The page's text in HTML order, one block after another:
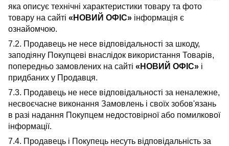
яка описує технічні характеристики товару та фото
товару на сайті «НОВИЙ ОФІС» інформація є
ознайомчою.
7.2. Продавець не несе відповідальності за шкоду,
заподіяну Покупцеві внаслідок використання Товарів,
попередньо замовлених на сайті «НОВИЙ ОФІС» і
придбаних у Продавця.
7.3. Продавець не несе відповідальності за неналежне,
несвоєчасне виконання Замовлень і своїх зобов'язань
в разі надання Покупцем недостовірної або помилкової
інформації.
7.4. Продавець і Покупець несуть відповідальність за